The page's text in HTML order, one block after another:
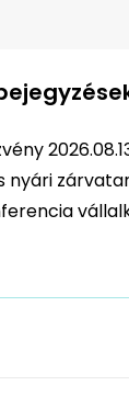
nyári